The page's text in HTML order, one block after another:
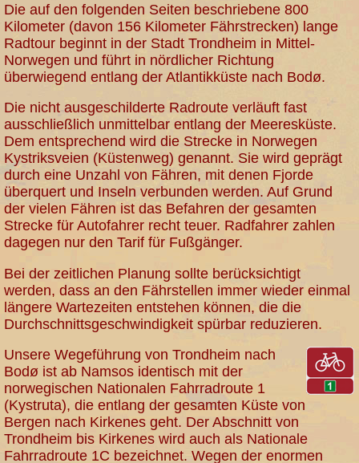
Die auf den folgenden Seiten beschriebene 800
Kilometer (davon 156 Kilometer Fährstrecken) lange
Radtour beginnt in der Stadt Trondheim in Mittel-
Norwegen und führt in nördlicher Richtung
überwiegend entlang der Atlantikküste nach Bodø.
Die nicht ausgeschilderte Radroute verläuft fast
ausschließlich unmittelbar entlang der Meeresküste.
Dem entsprechend wird die Strecke in Norwegen
Kystriksveien (Küstenweg) genannt. Sie wird geprägt
durch eine Unzahl von Fähren, mit denen Fjorde
überquert und Inseln verbunden werden. Auf Grund
der vielen Fähren ist das Befahren der gesamten
Strecke für Autofahrer recht teuer. Radfahrer zahlen
dagegen nur den Tarif für Fußgänger.
Bei der zeitlichen Planung sollte berücksichtigt
werden, dass an den Fährstellen immer wieder einmal
längere Wartezeiten entstehen können, die die
Durchschnittsgeschwindigkeit spürbar reduzieren.
Unsere Wegeführung von Trondheim nach
Bodø ist ab Namsos identisch mit der
norwegischen Nationalen Fahrradroute 1
(Kystruta), die entlang der gesamten Küste von
Bergen nach Kirkenes geht. Der Abschnitt von
Trondheim bis Kirkenes wird auch als Nationale
Fahrradroute 1C bezeichnet. Wegen der enormen